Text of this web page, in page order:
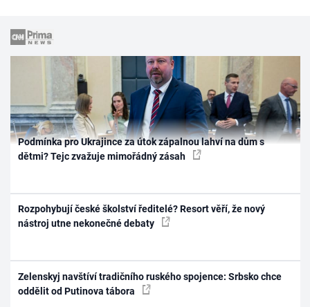
Podmínka pro Ukrajince za útok zápalnou lahví na dům s
dětmi? Tejc zvažuje mimořádný zásah
Rozpohybují české školství ředitelé? Resort věří, že nový
nástroj utne nekonečné debaty
Zelenskyj navštíví tradičního ruského spojence: Srbsko chce
oddělit od Putinova tábora